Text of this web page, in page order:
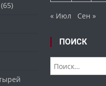
(65)
« Июл Сен »
ПОИСК